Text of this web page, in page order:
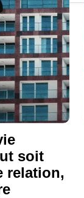
soit
relation,